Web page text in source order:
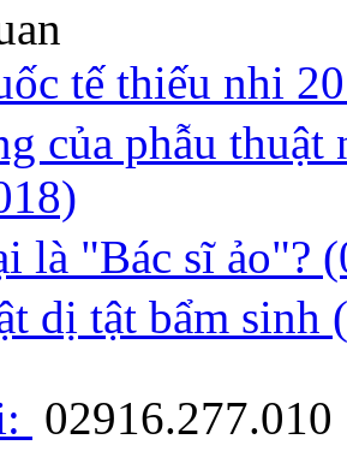
tế thiếu nhi
của phẫu thuật
là "Bác sĩ ảo"?
dị tật bẩm sinh
02916.277.010